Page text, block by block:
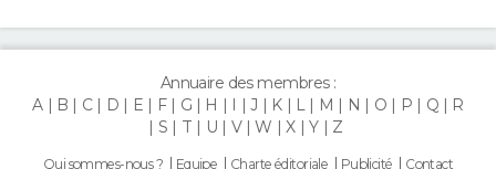
Annuaire des membres :
A
B C D E F G H I J K L M N O P Q
R
S
T U V W X Y Z
Qui sommes-nous ? Equipe Charte éditoriale Publicité Contact